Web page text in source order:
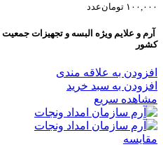
۱۰۰,۰۰۰ تومانعدد
آرم و علایم ویژه البسه و تجهیزات
کشور
افزودن به علاقه مندی
افزودن به سبد خرید
مشاهده سریع
مقایسه